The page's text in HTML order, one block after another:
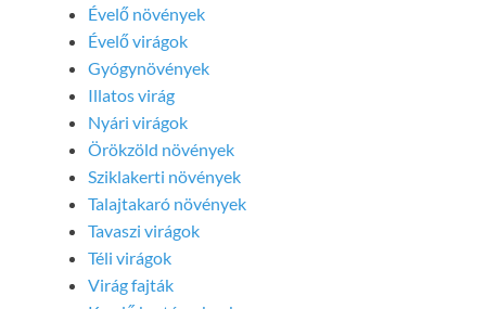
Évelő növények
Évelő virágok
Gyógynövények
Illatos virág
Nyári virágok
Örökzöld növények
Sziklakerti növények
Talajtakaró növények
Tavaszi virágok
Téli virágok
Virág fajták